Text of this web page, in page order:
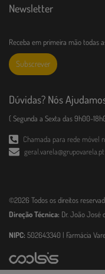
Newsletter
Receba em primeira mão todas
Subscrever
Dúvidas? Nós
( Segunda a Sexta das 9h00-
Chamada para rede móvel
geral.varela@grupovarela.pt
©2026 Todos os direitos
Direção Técnica: Dr. João José
NIPC: 502643340 | Farmácia